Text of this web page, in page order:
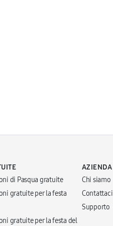
di Pasqua gratuite
gratuite per la festa
gratuite per la festa del
AZIENDA
Chi siamo
Contattaci
Supporto